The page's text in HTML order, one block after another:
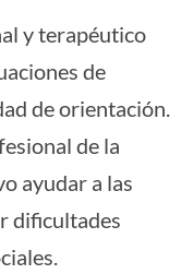
y terapéutico
de
de orientación.
de la
ayudar a las
dificultades